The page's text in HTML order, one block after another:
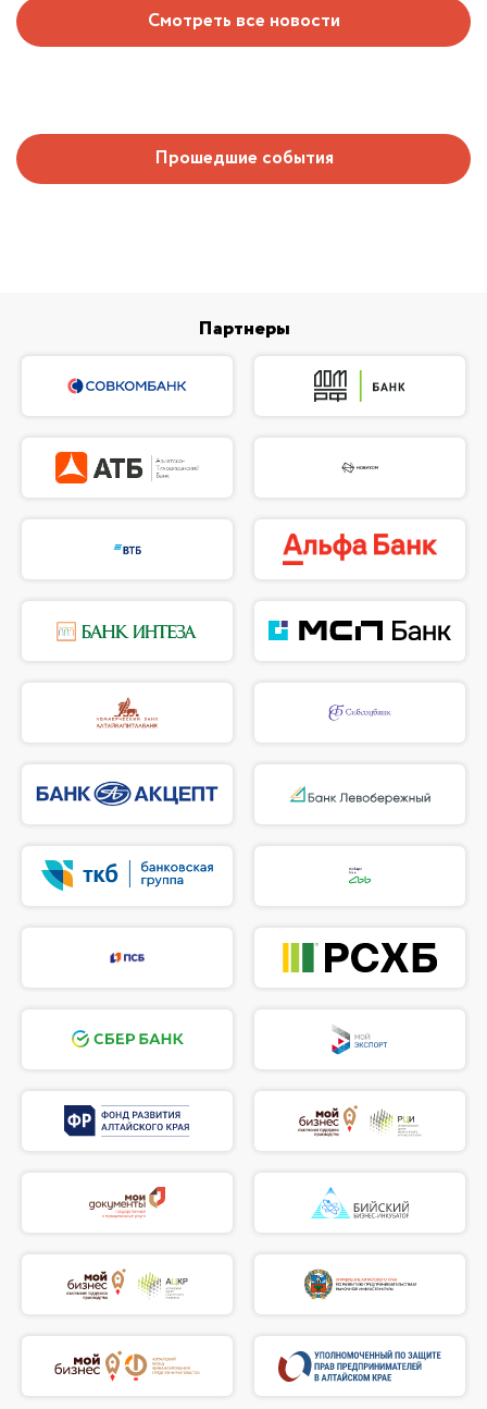
Смотреть все новости
Прошедшие события
Партнеры